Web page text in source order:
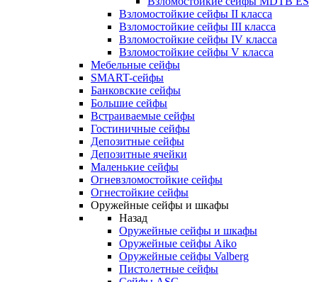
Взломостойкие сейфы II класса
Взломостойкие сейфы III класса
Взломостойкие сейфы IV класса
Взломостойкие сейфы V класса
Мебельные сейфы
SMART-сейфы
Банковские сейфы
Большие сейфы
Встраиваемые сейфы
Гостиничные сейфы
Депозитные сейфы
Депозитные ячейки
Маленькие сейфы
Огневзломостойкие сейфы
Огнестойкие сейфы
Оружейные сейфы и шкафы
Назад
Оружейные сейфы и шкафы
Оружейные сейфы Aiko
Оружейные сейфы Valberg
Пистолетные сейфы